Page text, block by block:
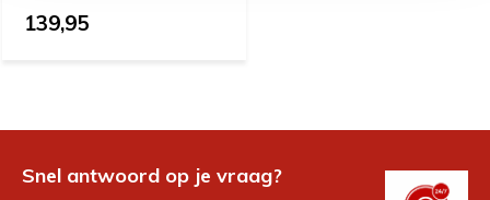
139,95
Snel antwoord op je vraag?